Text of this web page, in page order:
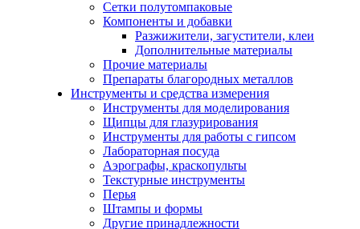
Сетки полутомпаковые
Компоненты и добавки
Разжижители, загустители, клеи
Дополнительные материалы
Прочие материалы
Препараты благородных металлов
Инструменты и средства измерения
Инструменты для моделирования
Щипцы для глазурирования
Инструменты для работы с гипсом
Лабораторная посуда
Аэрографы, краскопульты
Текстурные инструменты
Перья
Штампы и формы
Другие принадлежности